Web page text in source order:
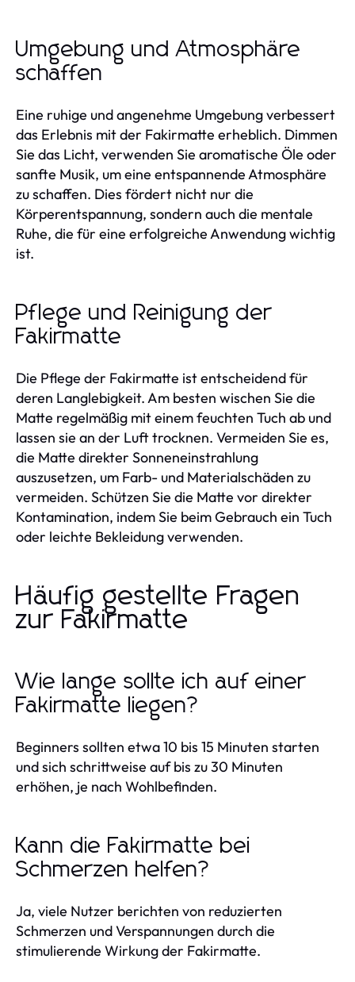
Umgebung und Atmosphäre
schaffen
Eine ruhige und angenehme Umgebung verbessert
das Erlebnis mit der Fakirmatte erheblich. Dimmen
Sie das Licht, verwenden Sie aromatische Öle oder
sanfte Musik, um eine entspannende Atmosphäre
zu schaffen. Dies fördert nicht nur die
Körperentspannung, sondern auch die mentale
Ruhe, die für eine erfolgreiche Anwendung wichtig
ist.
Pflege und Reinigung der
Fakirmatte
Die Pflege der Fakirmatte ist entscheidend für
deren Langlebigkeit. Am besten wischen Sie die
Matte regelmäßig mit einem feuchten Tuch ab und
lassen sie an der Luft trocknen. Vermeiden Sie es,
die Matte direkter Sonneneinstrahlung
auszusetzen, um Farb- und Materialschäden zu
vermeiden. Schützen Sie die Matte vor direkter
Kontamination, indem Sie beim Gebrauch ein Tuch
oder leichte Bekleidung verwenden.
Häufig gestellte Fragen
zur Fakirmatte
Wie lange sollte ich auf einer
Fakirmatte liegen?
Beginners sollten etwa 10 bis 15 Minuten starten
und sich schrittweise auf bis zu 30 Minuten
erhöhen, je nach Wohlbefinden.
Kann die Fakirmatte bei
Schmerzen helfen?
Ja, viele Nutzer berichten von reduzierten
Schmerzen und Verspannungen durch die
stimulierende Wirkung der Fakirmatte.